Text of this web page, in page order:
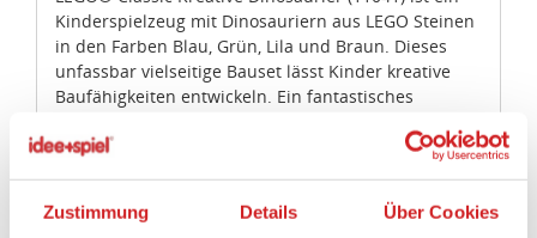
Zustimmung Details Über Cookies
Kinderspielzeug mit Dinosauriern aus LEGO Steinen
in den Farben Blau, Grün, Lila und Braun. Dieses
unfassbar vielseitige Bauset lässt Kinder kreative
Baufähigkeiten entwickeln. Ein fantastisches
in Dinos sind.
zusammengesteckt. Das Set beinhaltet einen T.Rex,